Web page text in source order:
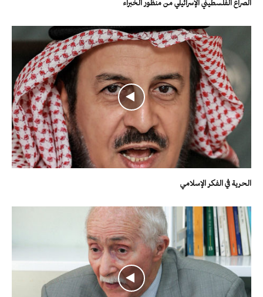
الصراع الفلسطيني الإسرائيلي من منظور الخبراء
الحرية في الفكر الإسلامي